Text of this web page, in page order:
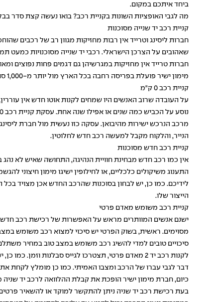
ביחד איתכם במקום.
מה לגבי האופציות השונות בקניית רכב? בואו נעשה קצת סדר
קניית רכב יד שנייה מסוכנות
חברות ליסינג וטרייד אין רבות מחזיקות מגוון רב של רכבים
שאהובים על הצרכן הישראלי. רכבי יד שנייה מסוכנויות כמעט
חברות טרייד אין מחזיקות במגרשיהן גם דגמים פחות נפוצים
מימון ישיר פועלת בפריסה רחבה בכל הארץ מול יותר מ-1,000 סוכנויות ויכולה לעזור לכם למצוא כל סוג רכב לפי הצורך שלכם ובמיקום קרוב לביתכם, וכל זאת ללא עלות או התחייבות.
קניית רכב 0 ק"מ
על העובדה שרוב האנשים היו שמחים לקנות אוטו חדש אין
מרכב הנרכש ישירות מהיבואן. עסקה כזו נעשית מול חברת
הנייר, והלקוח מקבל למעשה רכב חדש לחלוטין.
קניית רכב חדש מסוכנות
אין כמו רכב חדש מבחינת חוויית הנהיגה, התחושה שאיש לא
התענוג משיקולים כלכליים, או לחילופין ישיגו מימון
לידיכם. כמו כן, יש לבחון בסוכנות שהרכב החדש אכן מצויד
הייצור שלו.
קניית רכב משומש מאדם פרטי
מסוימים. ראשית, בשוק הפרטי יש סיכוי למצוא רכב משומש
סיכויים טובים למדי להשיג רכב משומש במצב טוב במחיר
לקנות רכב יד 2 מאדם פרטי, תצטרכו לגייס סבלנות
דבר לגבי עברו של הרכב ומצבו האמיתי. כמו כן מומלץ לקחת
כיום, חברת מימון ישיר הופכת את קבלת ההלוואה לרכב יד שניה
בעת רכישת רכב יד שניה ניתן להתקשר למוקד או להשאיר